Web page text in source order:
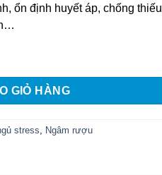
ổn định huyết áp, chống thiếu
GIỎ HÀNG
stress, Ngâm rượu